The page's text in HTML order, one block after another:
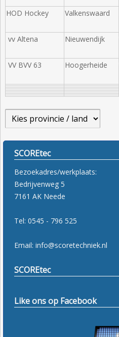
HOD Hockey Valkenswaard
vv Altena
Nieuwendijk
VV BVV 63
Hoogerheide
SCOREtec
Bezoekadres/werkplaats:
Bedrijvenweg 5
7161 AK Neede
Tel: 0545 - 796 525
Email: info@scoretechniek.nl
SCOREtec
Like ons op Facebook